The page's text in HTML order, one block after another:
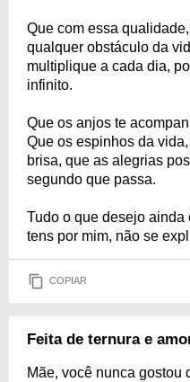
Que com essa
qualquer obstáculo da
multiplique a cada dia,
infinito.
Que os anjos te
Que os espinhos da
brisa, que as alegrias
segundo que passa.
Tudo o que desejo ainda
tens por mim, não se
COPIAR
Feita de ternura e
Mãe, você nunca gostou